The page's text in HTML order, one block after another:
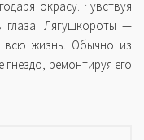
окрасу. Чувствуя
глаза. Лягушкороты —
жизнь. Обычно из
ремонтируя его